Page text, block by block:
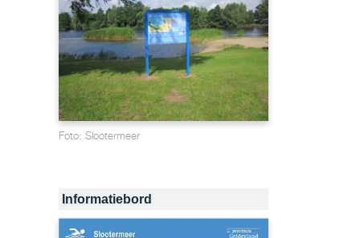
Foto: Slootermeer
Informatiebord